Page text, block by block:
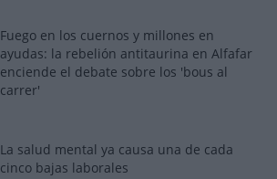
Fuego en los cuernos y millones en
ayudas: la rebelión antitaurina en Alfafar
enciende el debate sobre los 'bous al
carrer'
La salud mental ya causa una de cada
cinco bajas laborales